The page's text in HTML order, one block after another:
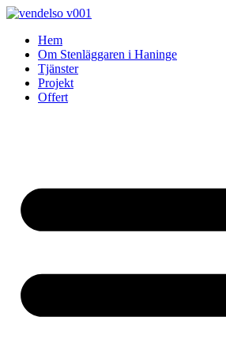
Skip
contentHem
Om Stenläggaren i Haninge
Tjänster
Projekt
Offert